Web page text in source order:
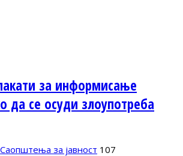
за информисање
да се осуди злоупотреба
Саопштења за јавност 107